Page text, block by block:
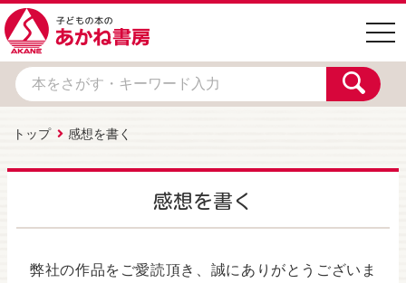
トップ 感想を書く
感想を書く
弊社の作品をご愛読頂き、誠にありがとうございま